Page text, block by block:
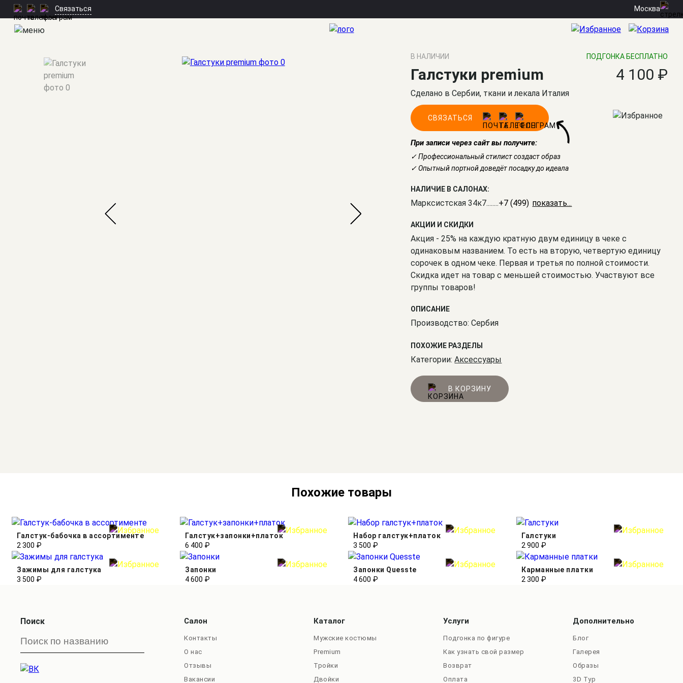
Связаться Москва
Мужские костюмы
В НАЛИЧИИ ПОДГОНКА БЕСПЛАТНО
Галстуки premium 4 100 ₽
Сделано в Сербии, ткани и лекала Италия
СВЯЗАТЬСЯ
При записи через сайт вы получите:
✓ Профессиональный стилист создаст образ
✓ Опытный портной доведёт посадку до идеала
НАЛИЧИЕ В САЛОНАХ:
Марксистская 34к7........+7 (499) 350-41-77
АКЦИИ И СКИДКИ
Акция - 25% на каждую кратную двум единицу в чеке с
одинаковым названием. То есть на вторую, четвертую единицу
сорочек в одном чеке. Первая и третья по полной стоимости.
Скидка идет на товар с меньшей стоимостью. Участвуют все
группы товаров!
ОПИСАНИЕ
Производство: Сербия
ПОХОЖИЕ РАЗДЕЛЫ
Категории:Аксессуары
В КОРЗИНУ
Похожие товары
Галстук-бабочка в ассортименте
2 300 ₽
Галстук+запонки+платок
6 400 ₽
Набор галстук+платок
3 500 ₽
Галстуки
2 900 ₽
Зажимы для галстука
3 500 ₽
Запонки
4 600 ₽
Запонки Quesste
4 600 ₽
Карманные платки
2 300 ₽
Поиск Салон
Контакты
О нас
Отзывы
Вакансии
Каталог
Мужские костюмы
Premium
Тройки
Двойки
Услуги
Подгонка по фигуре
Как узнать свой размер
Возврат
Оплата
Дополнительно
Блог
Галерея
Образы
3D Тур